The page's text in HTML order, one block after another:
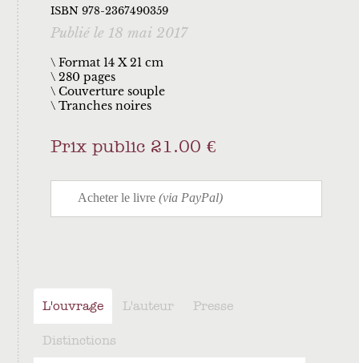
ISBN 978-2367490359
Publié le 18 mai 2017
\ Format 14 X 21 cm
280 pages
Couverture souple
Tranches noires
Prix public 21.00 €
L'ouvrage L'auteur Presse
Distinctions